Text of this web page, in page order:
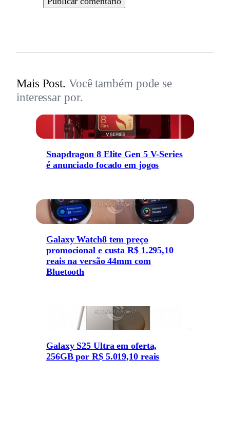
Mais Post. Você também pode se
interessar por.
Snapdragon 8 Elite Gen 5 V-Series
é anunciado focado em jogos
Galaxy Watch8 tem preço
promocional e custa R$ 1.295,10
reais na versão 44mm com
Bluetooth
Galaxy S25 Ultra em oferta,
256GB por R$ 5.019,10 reais